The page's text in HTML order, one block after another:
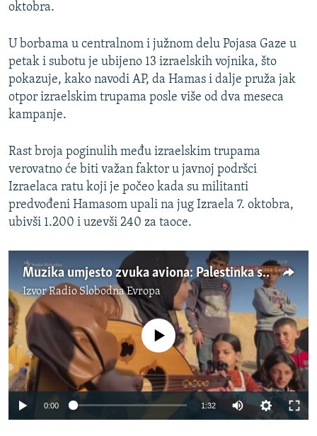
TRI DECENIJE OD RATA U BIH
SVE KARTE DEJTONA
NASTANAK I RASPAD JUGOSLAVIJE
oktobra.
U borbama u centralnom i južnom delu Pojasa Gaze u
petak i subotu je ubijeno 13 izraelskih vojnika, što
pokazuje, kako navodi AP, da Hamas i dalje pruža jak
otpor izraelskim trupama posle više od dva meseca
kampanje.
Rast broja poginulih među izraelskim trupama
verovatno će biti važan faktor u javnoj podršci
Izraelaca ratu koji je počeo kada su militanti
predvođeni Hamasom upali na jug Izraela 7. oktobra,
ubivši 1.200 i uzevši 240 za taoce.
Muzika umjesto zvuka aviona: Palestinka svira za raseljenu djecu Gaze
IzvorRadio Slobodna Evropa
No media source currently available
0:00 1:32